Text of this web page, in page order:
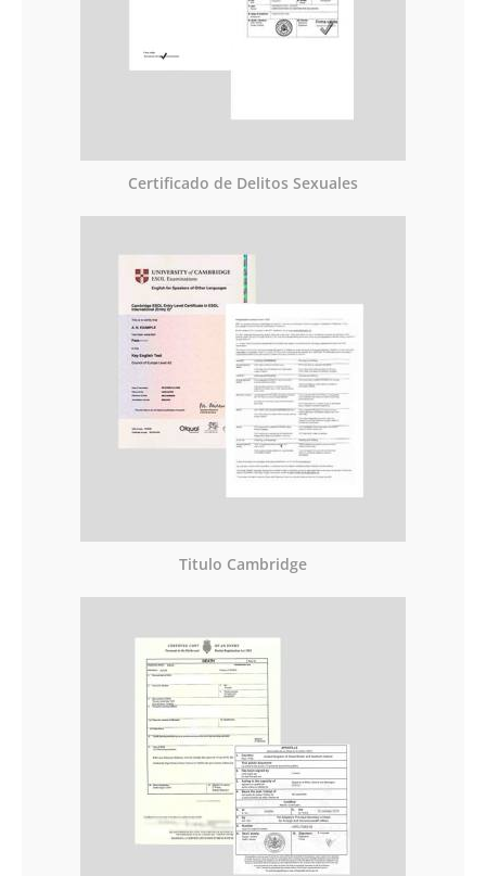
Certificado de Delitos Sexuales
Titulo Cambridge